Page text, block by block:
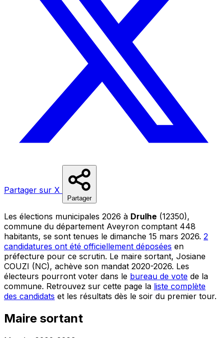
Partager sur X
Partager
Les élections municipales 2026 à Drulhe (12350),
commune du département Aveyron comptant 448
habitants, se sont tenues le dimanche 15 mars 2026. 2
candidatures ont été officiellement déposées en
préfecture pour ce scrutin. Le maire sortant, Josiane
COUZI (NC), achève son mandat 2020-2026. Les
électeurs pourront voter dans le bureau de vote de la
commune. Retrouvez sur cette page la liste complète
des candidats et les résultats dès le soir du premier tour.
Maire sortant